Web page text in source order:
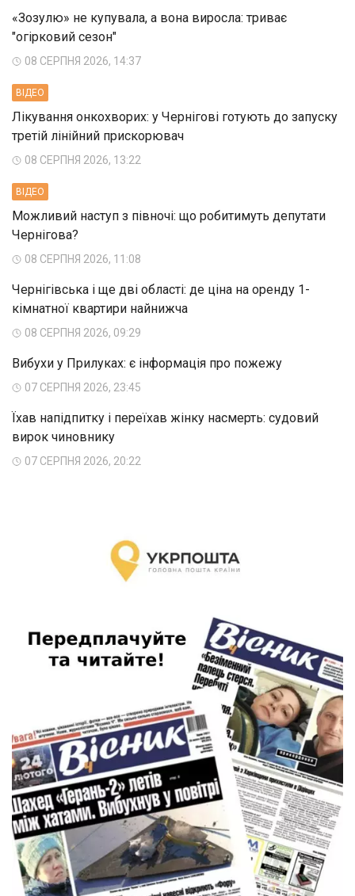
«Зозулю» не купувала, а вона виросла: триває
"огірковий сезон"
08 СЕРПНЯ 2026, 14:37
ВIДЕО
Лікування онкохворих: у Чернігові готують до запуску
третій лінійний прискорювач
08 СЕРПНЯ 2026, 13:22
ВIДЕО
Можливий наступ з півночі: що робитимуть депутати
Чернігова?
08 СЕРПНЯ 2026, 11:08
Чернігівська і ще дві області: де ціна на оренду 1-
кімнатної квартири найнижча
08 СЕРПНЯ 2026, 09:29
Вибухи у Прилуках: є інформація про пожежу
07 СЕРПНЯ 2026, 23:45
Їхав напідпитку і переїхав жінку насмерть: судовий
вирок чиновнику
07 СЕРПНЯ 2026, 20:22